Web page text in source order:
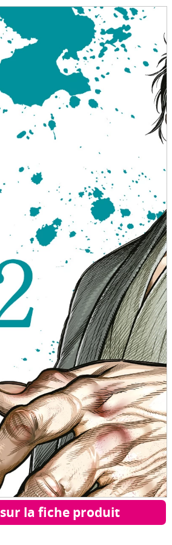
la fiche produit